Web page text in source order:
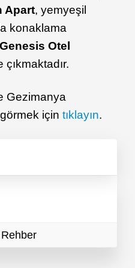
Apart, yemyeşil
konaklama
Otel
Gezimanya
için tıklayın.